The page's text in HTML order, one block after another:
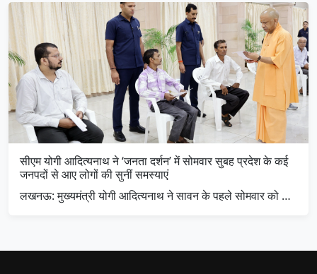
सीएम योगी आदित्यनाथ ने ‘जनता दर्शन’ में सोमवार सुबह प्रदेश के कई
जनपदों से आए लोगों की सुनीं समस्याएं
लखनऊ: मुख्यमंत्री योगी आदित्यनाथ ने सावन के पहले सोमवार को …